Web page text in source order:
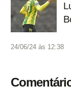
24/06/24 às 12:38